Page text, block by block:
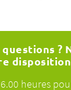
?
heures